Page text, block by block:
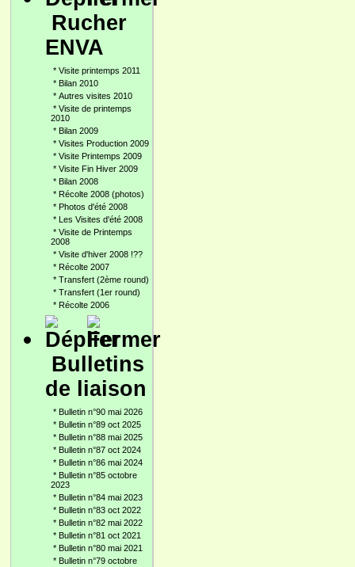
Rucher
ENVA
* Visite printemps 2011
* Bilan 2010
* Autres visites 2010
* Visite de printemps
2010
* Bilan 2009
* Visites Production 2009
* Visite Printemps 2009
* Visite Fin Hiver 2009
* Bilan 2008
* Récolte 2008 (photos)
* Photos d'été 2008
* Les Visites d'été 2008
* Visite de Printemps
2008
* Visite d'hiver 2008 !??
* Récolte 2007
* Transfert (2ème round)
* Transfert (1er round)
* Récolte 2006
Bulletins
de liaison
* Bulletin n°90 mai 2026
* Bulletin n°89 oct 2025
* Bulletin n°88 mai 2025
* Bulletin n°87 oct 2024
* Bulletin n°86 mai 2024
* Bulletin n°85 octobre
2023
* Bulletin n°84 mai 2023
* Bulletin n°83 oct 2022
* Bulletin n°82 mai 2022
* Bulletin n°81 oct 2021
* Bulletin n°80 mai 2021
* Bulletin n°79 octobre